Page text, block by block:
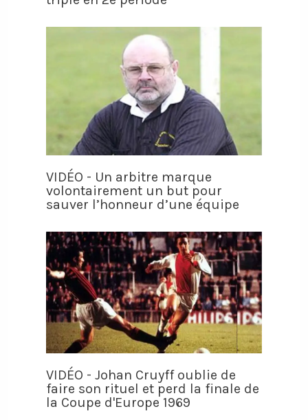
VIDÉO - Un arbitre marque
volontairement un but pour
sauver l’honneur d’une équipe
VIDÉO - Johan Cruyff oublie de
faire son rituel et perd la finale de
la Coupe d'Europe 1969